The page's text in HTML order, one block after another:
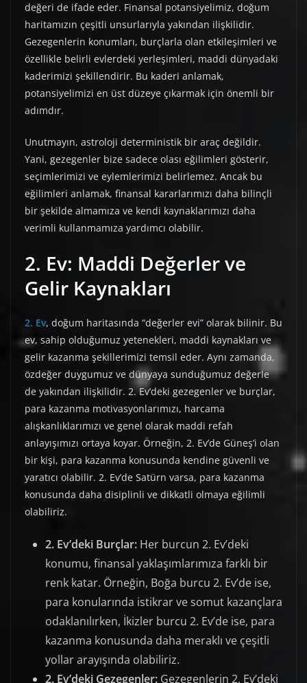
değeri de ifade eder. Finansal potansiyelimiz, doğum
haritamızın çeşitli unsurlarıyla yakından ilişkilidir.
Gezegenlerin konumları, burçlarla olan etkileşimleri ve
özellikle belirli evlerdeki yerleşimleri, maddi dünyadaki
kaderimizi şekillendirir. Bu kaderi anlamak,
potansiyelimizi en üst düzeye çıkarmak için önemli bir
adımdır.
Unutmayın, astroloji deterministik bir araç değildir.
Yani, gezegenler bize sadece olası eğilimleri gösterir,
seçimlerimizi ve eylemlerimizi belirlemez. Ancak bu
eğilimleri anlamak, finansal kararlarımızı daha bilinçli
bir şekilde almamıza ve kendi kaynaklarımızı daha
verimli kullanmamıza yardımcı olabilir.
2. Ev: Maddi Değerler ve
Gelir Kaynakları
2. Ev, doğum haritasında “değerler evi” olarak bilinir. Bu
ev, sahip olduğumuz yetenekleri, maddi kaynakları ve
gelir kazanma şekillerimizi temsil eder. Aynı zamanda,
özdeğer duygumuz ve dünyaya sunduğumuz değerle
de yakından ilişkilidir. 2. Ev’deki gezegenler ve burçlar,
para kazanma motivasyonlarımızı, harcama
alışkanlıklarımızı ve genel olarak maddi refah
anlayışımızı ortaya koyar. Örneğin, 2. Ev’de Güneş’i olan
bir kişi, para kazanma konusunda kendine güvenli ve
yaratıcı olabilir. 2. Ev’de Satürn varsa, para kazanma
konusunda daha disiplinli ve dikkatli olmaya eğilimli
olabiliriz.
2. Ev’deki Burçlar: Her burcun 2. Ev’deki
konumu, finansal yaklaşımlarımıza farklı bir
renk katar. Örneğin, Boğa burcu 2. Ev’de ise,
para konularında istikrar ve somut kazançlara
odaklanılırken, İkizler burcu 2. Ev’de ise, para
kazanma konusunda daha meraklı ve çeşitli
yollar arayışında olabiliriz.
2. Ev’deki Gezegenler: Gezegenlerin 2. Ev’deki